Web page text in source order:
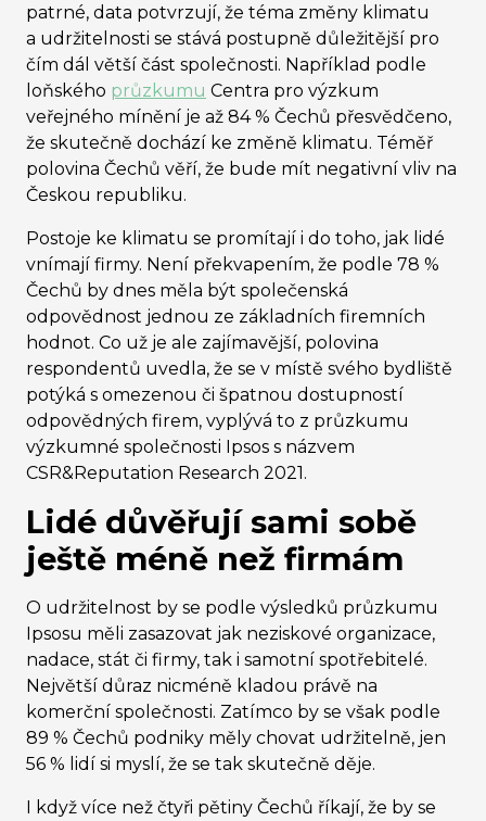
patrné, data potvrzují, že téma změny klimatu
a udržitelnosti se stává postupně důležitější pro
čím dál větší část společnosti. Například podle
loňského průzkumu Centra pro výzkum
veřejného mínění je až 84 % Čechů přesvědčeno,
že skutečně dochází ke změně klimatu. Téměř
polovina Čechů věří, že bude mít negativní vliv na
Českou republiku.
Postoje ke klimatu se promítají i do toho, jak lidé
vnímají firmy. Není překvapením, že podle 78 %
Čechů by dnes měla být společenská
odpovědnost jednou ze základních firemních
hodnot. Co už je ale zajímavější, polovina
respondentů uvedla, že se v místě svého bydliště
potýká s omezenou či špatnou dostupností
odpovědných firem, vyplývá to z průzkumu
výzkumné společnosti Ipsos s názvem
CSR&Reputation Research 2021.
Lidé důvěřují sami sobě
ještě méně než firmám
O udržitelnost by se podle výsledků průzkumu
Ipsosu měli zasazovat jak neziskové organizace,
nadace, stát či firmy, tak i samotní spotřebitelé.
Největší důraz nicméně kladou právě na
komerční společnosti. Zatímco by se však podle
89 % Čechů podniky měly chovat udržitelně, jen
56 % lidí si myslí, že se tak skutečně děje.
I když více než čtyři pětiny Čechů říkají, že by se